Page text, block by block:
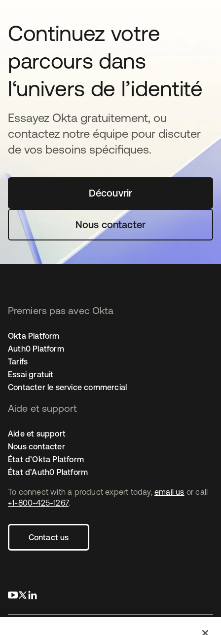
Continuez votre
parcours dans
l‘univers de l’identité
Essayez Okta gratuitement, ou
contactez notre équipe pour discuter
de vos besoins spécifiques.
Découvrirs’ouvre dans un nouvel
Nous contacter
To connect with a product expert today, email us or call
+1-800-425-1267.
Contact us
s’ouvre dans un nouvel onglet
s’ouvre dans un nouvel onglet
Premiers pas avec Okta
Okta Platform
Auth0 Platform
Tarifs
Essai gratuit
Contacter le service commercial
Aide et support
Aide et support
Nous contacter
État d’Okta Platform
État d’Auth0 Platform